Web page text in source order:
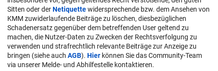
Sitten oder derNetiquettewidersprechende bzw. dem Ansehen von
KMM zuwiderlaufende Beiträge zu löschen, diesbezüglichen
Schadenersatz gegenüber dem betreffenden User geltend zu
machen, die Nutzer-Daten zu Zwecken der Rechtsverfolgung zu
verwenden und strafrechtlich relevante Beiträge zur Anzeige zu
bringen (siehe auch AGB). Hier können Sie das Community-Team
via unserer Melde- und Abhilfestelle kontaktieren.